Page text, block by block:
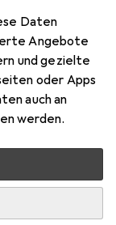
Daten
Angebote
und gezielte
oder Apps
auch an
werden.